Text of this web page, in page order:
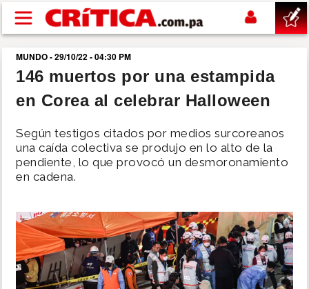
Pasar al contenido principal
buscar
SUCESOS
NACIONAL
POLÍTICA
SHOW
DEPORTES
MUNDO - 29/10/22 - 04:30 PM
146 muertos por una estampida
en Corea al celebrar Halloween
Según testigos citados por medios surcoreanos
una caída colectiva se produjo en lo alto de la
pendiente, lo que provocó un desmoronamiento
en cadena.